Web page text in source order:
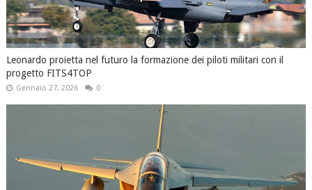
Leonardo proietta nel futuro la formazione dei piloti militari con il
progetto FITS4TOP
Gennaio 27, 2026 0